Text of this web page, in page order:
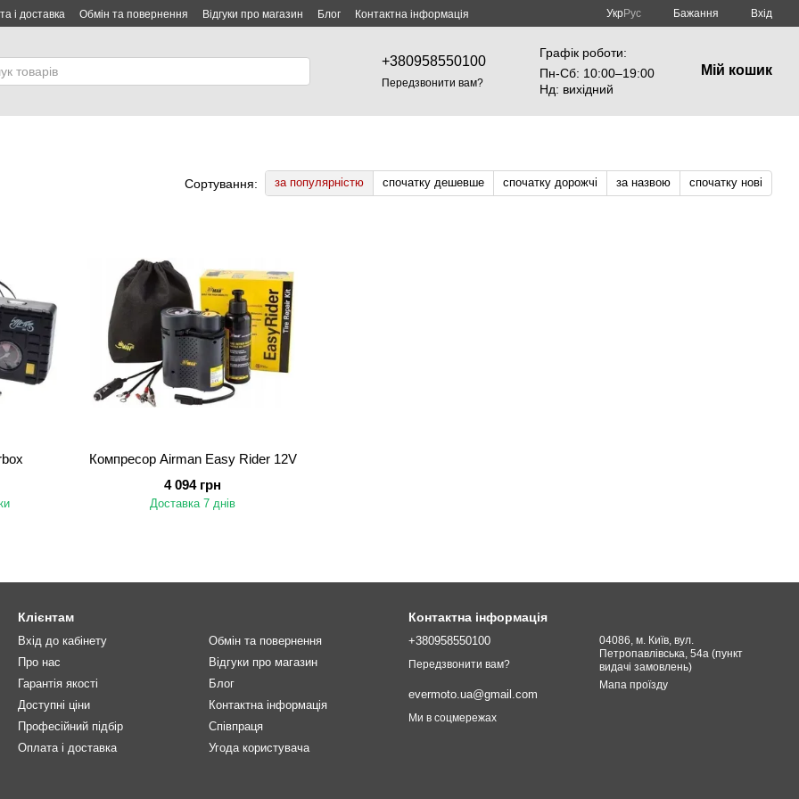
і доставка Обмін та повернення Відгуки про магазин Блог
Контактна інформація
УкрРус Бажання Вхід
+380958550100
Передзвонити вам?
Графік роботи:
Пн-Cб: 10:00–19:00
Нд: вихідний
Мій кошик
Сортування: за популярністю спочатку дешевше спочатку дорожчі за назвою спочатку нові
Компресор Airman Easy Rider 12V
4 094 грн
Доставка 7 днів
Клієнтам
Вхід до кабінету
Про нас
Гарантія якості
Доступні ціни
Професійний підбір
Оплата і доставка
Обмін та повернення
Відгуки про магазин
Блог
Контактна інформація
Співпраця
Угода користувача
Контактна інформація
+380958550100
Передзвонити вам?
evermoto.ua@gmail.com
04086, м. Київ, вул.
Петропавлівська, 54а (пункт
видачі замовлень)
Мапа проїзду
Ми в соцмережах